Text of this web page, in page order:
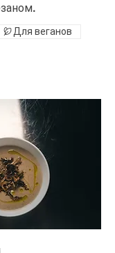
Для веганов